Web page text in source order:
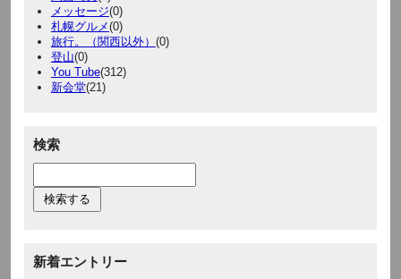
メッセージ(0)
札幌グルメ(0)
旅行。（関西以外） (0)
登山(0)
You Tube(312)
新会堂(21)
検索
新着エントリー